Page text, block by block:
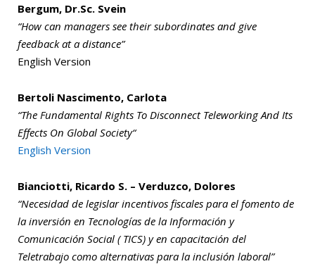
Bergum, Dr.Sc. Svein
“How can managers see their subordinates and give
feedback at a distance”
English Version
Bertoli Nascimento, Carlota
“The Fundamental Rights To Disconnect Teleworking And Its
Effects On Global Society“
English Version
Bianciotti, Ricardo S. – Verduzco, Dolores
“Necesidad de legislar incentivos fiscales para el fomento de
la inversión en Tecnologías de la Información y
Comunicación Social ( TICS) y en capacitación del
Teletrabajo como alternativas para la inclusión laboral”